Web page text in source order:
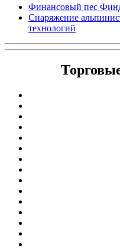
Финансовый пес
Снаряжение
технологий